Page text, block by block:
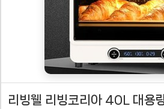
리빙웰 리빙코리아 40L 대용